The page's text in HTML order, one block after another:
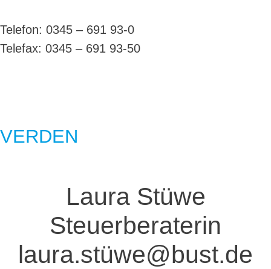
Telefon: 0345 – 691 93-0
Telefax: 0345 – 691 93-50
VERDEN
Laura Stüwe
Steuerberaterin
laura.stüwe@bust.de